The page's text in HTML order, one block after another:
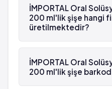
ml'lik şişe'in etken
İMPORTAL Oral
200 ml'lik şişe hangi
üretilmektedir?
İMPORTAL Oral
ml'lik şişe , Novartis
İMPORTAL Oral
200 ml'lik şişe barkod